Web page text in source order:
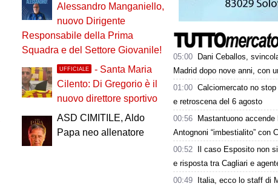
Alessandro Manganiello,
nuovo Dirigente
Responsabile della Prima
Squadra e del Settore Giovanile!
UFFICIALE
- Santa Maria
Cilento: Di Gregorio è il
nuovo direttore sportivo
ASD CIMITILE, Aldo
Papa neo allenatore
05:00
Dani Ceballos,
Madrid dopo nove anni, con
01:00 Calciomercato no
e retroscena del 6 agosto
00:56
Mastantuono
Antognoni “imbestialito” con
00:52
Il caso Esposito non
e risposta tra Cagliari e
00:49
Italia, ecco lo staff di